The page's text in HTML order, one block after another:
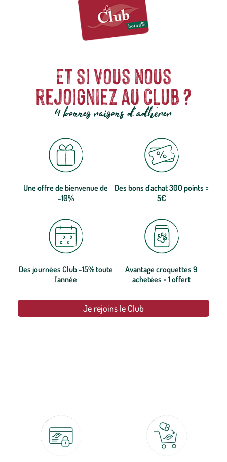
Et si vous nous
rejoigniez au club ?
4 bonnes raisons d'adhérer
Une offre de bienvenue de
-10%
Des bons d'achat 300 points =
5€
Des journées Club -15% toute
l'année
Avantage croquettes 9
achetées = 1 offert
Je rejoins le Club